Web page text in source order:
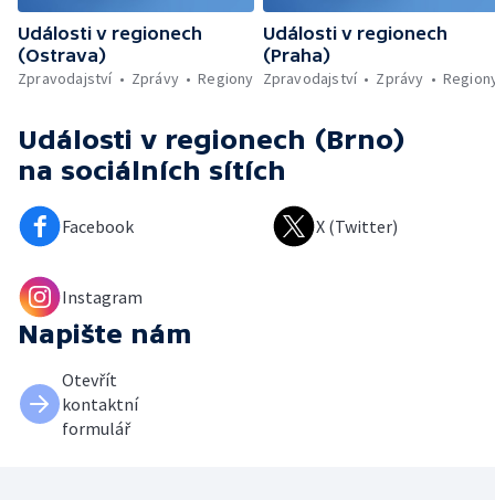
Události v regionech
(Ostrava)
Zpravodajství
Zprávy Regiony
Události v regionech
(Praha)
Zpravodajství
Zprávy
Události v regionech (Brno)
na sociálních sítích
Facebook X (Twitter)
Instagram
Napište nám
Otevřít
kontaktní
formulář